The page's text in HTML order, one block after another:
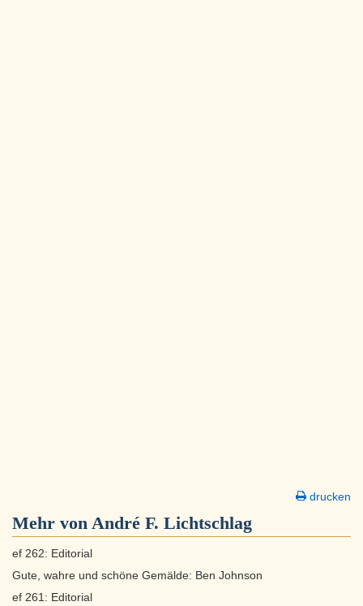
drucken
Mehr von André F. Lichtschlag
ef 262: Editorial
Gute, wahre und schöne Gemälde: Ben Johnson
ef 261: Editorial